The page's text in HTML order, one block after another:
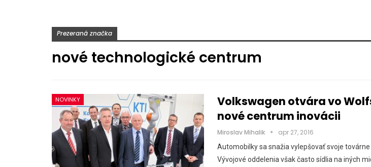
Prezeraná značka
nové technologické centrum
NOVINKY
Volkswagen otvára vo
nové centrum inovácii
Miroslav Mihalik apr 27, 2016
Automobilky sa snažia vylepšovať svoje továrne
Vývojové oddelenia však často sídlia na iných